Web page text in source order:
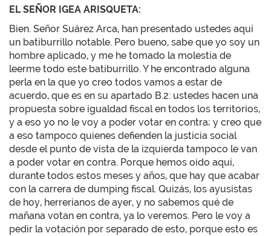
EL SEÑOR IGEA ARISQUETA:
Bien. Señor Suárez Arca, han presentado ustedes aquí
un batiburrillo notable. Pero bueno, sabe que yo soy un
hombre aplicado, y me he tomado la molestia de
leerme todo este batiburrillo. Y he encontrado alguna
perla en la que yo creo todos vamos a estar de
acuerdo, que es en su apartado B.2: ustedes hacen una
propuesta sobre igualdad fiscal en todos los territorios,
y a eso yo no le voy a poder votar en contra; y creo que
a eso tampoco quienes defienden la justicia social
desde el punto de vista de la izquierda tampoco le van
a poder votar en contra. Porque hemos oído aquí,
durante todos estos meses y años, que hay que acabar
con la carrera de dumping fiscal. Quizás, los ayusistas
de hoy, herrerianos de ayer, y no sabemos qué de
mañana votan en contra, ya lo veremos. Pero le voy a
pedir la votación por separado de esto, porque esto es